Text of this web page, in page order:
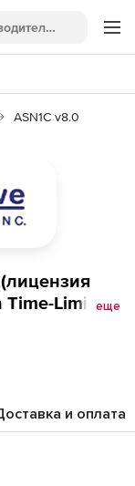
ASN1C v8.0
Time-Limited
еще
и оплата